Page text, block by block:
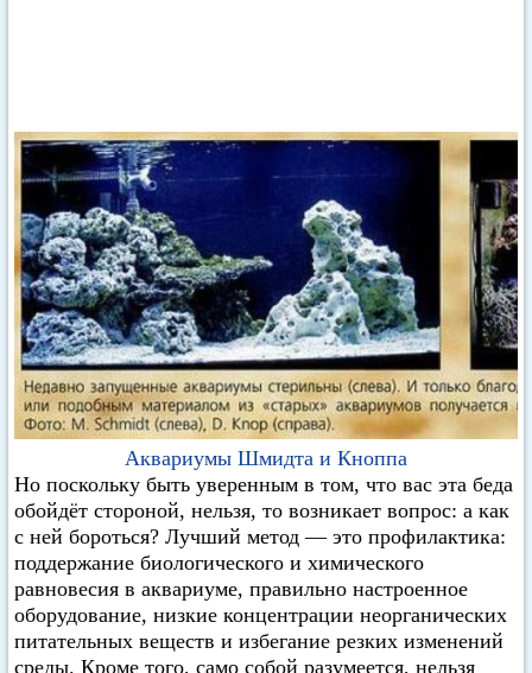
Аквариумы Шмидта и Кноппа
Но поскольку быть уверенным в том, что вас эта беда
обойдёт стороной, нельзя, то возникает вопрос: а как
с ней бороться? Лучший метод — это профилактика:
поддержание биологического и химического
равновесия в аквариуме, правильно настроенное
оборудование, низкие концентрации неорганических
питательных веществ и избегание резких изменений
среды. Кроме того, само собой разумеется, нельзя